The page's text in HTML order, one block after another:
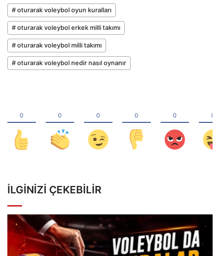
# oturarak voleybol oyun kuralları
# oturarak voleybol erkek milli takımı
# oturarak voleybol milli takımı
# oturarak voleybol nedir nasıl oynanır
İLGINIZI ÇEKEBILIR